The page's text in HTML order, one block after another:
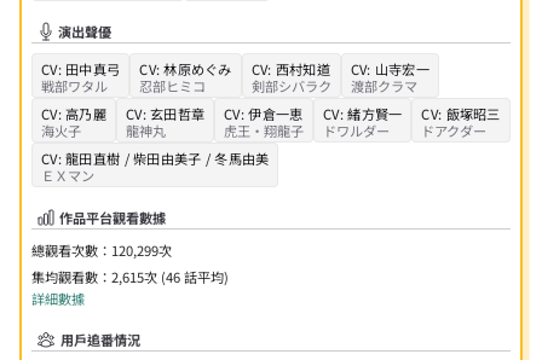
演出聲優
CV: 田中真弓
戦部ワタル
CV: 林原めぐみ
忍部ヒミコ
CV: 西村知道
剣部シバラク
CV: 山寺宏一
渡部クラマ
CV: 高乃麗
海火子
CV: 玄田哲章
龍神丸
CV: 伊倉一恵
虎王・翔龍子
CV: 緒方賢一
ドワルダー
CV: 飯塚昭三
ドアクダー
CV: 龍田直樹 / 柴田由美子 / 冬馬由美
ＥＸマン
作品平台觀看數據
總觀看次數： 120,299次
集均觀看數： 2,615次 (46 話平均)
詳細數據
用戶追番情況